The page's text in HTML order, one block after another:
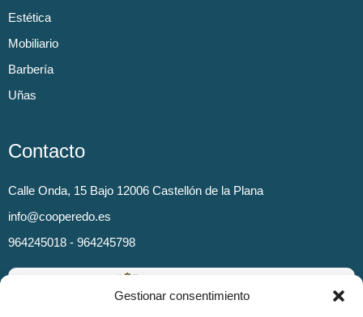
Gestionar consentimiento
Estética
Mobiliario
Barbería
Uñas
Contacto
Calle Onda, 15 Bajo 12006 Castellón de la Plana
info@cooperedo.es
964245018 - 964245798